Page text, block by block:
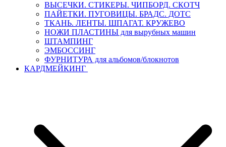
ВЫСЕЧКИ. СТИКЕРЫ. ЧИПБОРД. СКОТЧ
ПАЙЕТКИ. ПУГОВИЦЫ. БРАДС. ДОТС
ТКАНЬ. ЛЕНТЫ. ШПАГАТ. КРУЖЕВО
НОЖИ ПЛАСТИНЫ для вырубных машин
ШТАМПИНГ
ЭМБОССИНГ
ФУРНИТУРА для альбомов/блокнотов
КАРДМЕЙКИНГ